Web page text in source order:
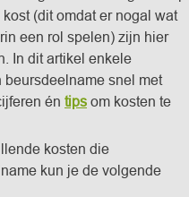
(dit omdat er nogal wat
een rol spelen) zijn hier
In dit artikel enkele
beursdeelname snel met
én tips om kosten te
kosten die
kun je de volgende